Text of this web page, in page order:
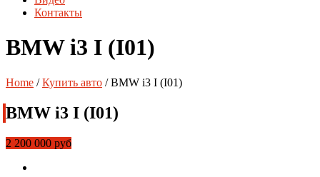
Контакты
BMW i3 I (I01)
Home /Купить авто /BMW i3 I (I01)
BMW i3 I (I01)
2 200 000 руб